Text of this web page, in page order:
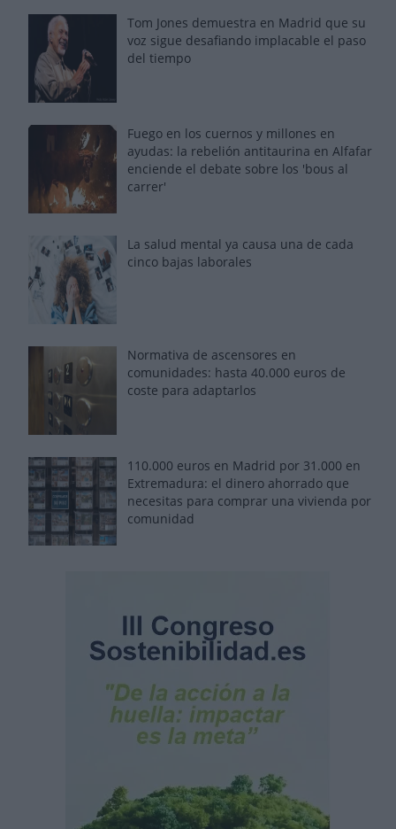
Tom Jones demuestra en Madrid que su
voz sigue desafiando implacable el paso
del tiempo
Fuego en los cuernos y millones en
ayudas: la rebelión antitaurina en Alfafar
enciende el debate sobre los 'bous al
carrer'
La salud mental ya causa una de cada
cinco bajas laborales
Normativa de ascensores en
comunidades: hasta 40.000 euros de
coste para adaptarlos
110.000 euros en Madrid por 31.000 en
Extremadura: el dinero ahorrado que
necesitas para comprar una vivienda por
comunidad